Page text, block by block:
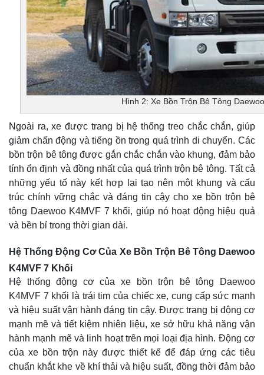
Hình 2: Xe Bồn Trộn Bê Tông
Ngoài ra, xe được trang bị hệ thống treo chắc chắn, giúp
giảm chấn động và tiếng ồn trong quá trình di chuyển. Các
bồn trộn bê tông được gắn chắc chắn vào khung, đảm bảo
tính ổn định và đồng nhất của quá trình trộn bê tông. Tất cả
những yếu tố này kết hợp lại tạo nên một khung và cấu
trúc chính vững chắc và đáng tin cậy cho xe bồn trộn bê
tông Daewoo K4MVF 7 khối, giúp nó hoạt động hiệu quả
và bền bỉ trong thời gian dài.
Hệ Thống Động Cơ Của Xe Bồn Trộn Bê Tông Daewoo
K4MVF 7 Khối
Hệ thống động cơ của xe bồn trộn bê tông Daewoo
K4MVF 7 khối là trái tim của chiếc xe, cung cấp sức mạnh
và hiệu suất vận hành đáng tin cậy. Được trang bị động cơ
mạnh mẽ và tiết kiệm nhiên liệu, xe sở hữu khả năng vận
hành mạnh mẽ và linh hoạt trên mọi loại địa hình. Động cơ
của xe bồn trộn này được thiết kế để đáp ứng các tiêu
chuẩn khắt khe về khí thải và hiệu suất, đồng thời đảm bảo